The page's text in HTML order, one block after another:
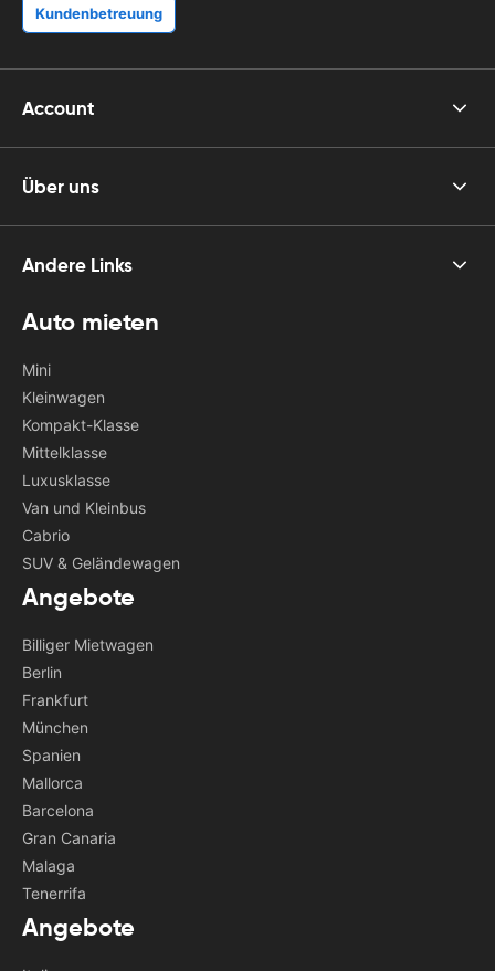
Kundenbetreuung
Account
Über uns
Andere Links
Auto mieten
Mini
Kleinwagen
Kompakt-Klasse
Mittelklasse
Luxusklasse
Van und Kleinbus
Cabrio
SUV & Geländewagen
Angebote
Billiger Mietwagen
Berlin
Frankfurt
München
Spanien
Mallorca
Barcelona
Gran Canaria
Malaga
Tenerrifa
Angebote